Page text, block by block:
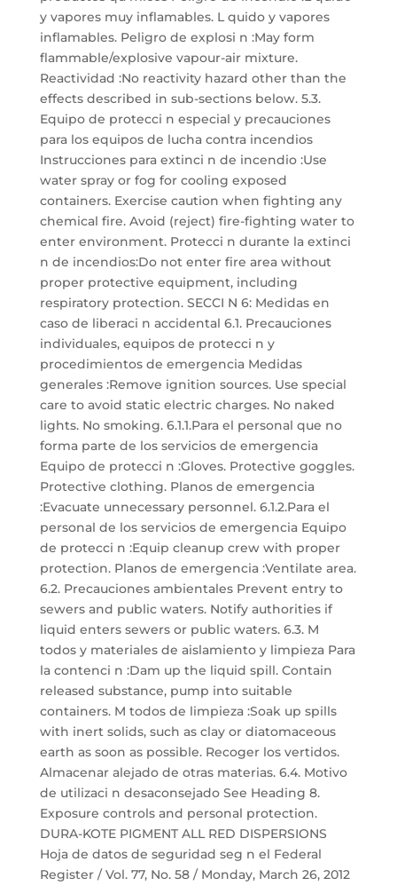
y vapores muy inflamables. L quido y vapores
inflamables. Peligro de explosi n :May form
flammable/explosive vapour-air mixture.
Reactividad :No reactivity hazard other than the
effects described in sub-sections below. 5.3.
Equipo de protecci n especial y precauciones
para los equipos de lucha contra incendios
Instrucciones para extinci n de incendio :Use
water spray or fog for cooling exposed
containers. Exercise caution when fighting any
chemical fire. Avoid (reject) fire-fighting water to
enter environment. Protecci n durante la extinci
n de incendios:Do not enter fire area without
proper protective equipment, including
respiratory protection. SECCI N 6: Medidas en
caso de liberaci n accidental 6.1. Precauciones
individuales, equipos de protecci n y
procedimientos de emergencia Medidas
generales :Remove ignition sources. Use special
care to avoid static electric charges. No naked
lights. No smoking. 6.1.1.Para el personal que no
forma parte de los servicios de emergencia
Equipo de protecci n :Gloves. Protective goggles.
Protective clothing. Planos de emergencia
:Evacuate unnecessary personnel. 6.1.2.Para el
personal de los servicios de emergencia Equipo
de protecci n :Equip cleanup crew with proper
protection. Planos de emergencia :Ventilate area.
6.2. Precauciones ambientales Prevent entry to
sewers and public waters. Notify authorities if
liquid enters sewers or public waters. 6.3. M
todos y materiales de aislamiento y limpieza Para
la contenci n :Dam up the liquid spill. Contain
released substance, pump into suitable
containers. M todos de limpieza :Soak up spills
with inert solids, such as clay or diatomaceous
earth as soon as possible. Recoger los vertidos.
Almacenar alejado de otras materias. 6.4. Motivo
de utilizaci n desaconsejado See Heading 8.
Exposure controls and personal protection.
DURA-KOTE PIGMENT ALL RED DISPERSIONS
Hoja de datos de seguridad seg n el Federal
Register / Vol. 77, No. 58 / Monday, March 26, 2012